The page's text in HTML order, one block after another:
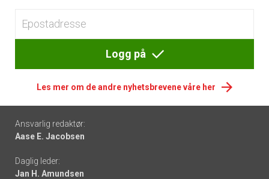
Logg på
Les mer om de andre nyhetsbrevene våre her
Footer
-
links
Ansvarlig redaktør:
Aase E. Jacobsen
Daglig leder:
Jan H. Amundsen